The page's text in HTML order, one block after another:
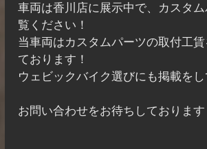
車両は香川店に展示中で、カスタ
覧ください！
当車両はカスタムパーツの取付工
ております！
ウェビックバイク選びにも掲載を
お問い合わせをお待ちしております